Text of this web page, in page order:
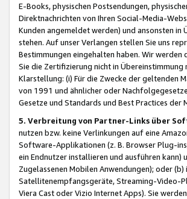
E-Books, physischen Postsendungen,
Direktnachrichten von Ihren Social-Media-
Kunden angemeldet werden) und ansonsten
stehen. Auf unser Verlangen stellen Sie uns
Bestimmungen eingehalten haben. Wir
Sie die Zertifizierung nicht in
Klarstellung: (i) Für die Zwecke der geltenden
von 1991 und ähnlicher oder
Gesetze und Standards und Best Practices
5. Verbreitung von Partner-Links über
nutzen bzw. keine Verlinkungen auf eine
Software-Applikationen (z. B. Browser Plug-
ein Endnutzer installieren und ausführen
Zugelassenen Mobilen Anwendungen); oder
Satellitenempfangsgeräte, Streaming-Video-
Viera Cast oder Vizio Internet Apps). Sie